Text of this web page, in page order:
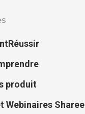
produit
Webinaires Sharee